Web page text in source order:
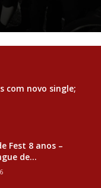
com novo single;
Fest 8 anos –
de...